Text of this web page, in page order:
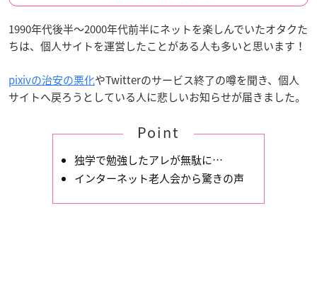
1990年代後半～2000年代前半にネットを楽しんでいたオタクた
ちは、個人サイトを運営したことがある人も多いと思います！
pixivの治安の悪化やTwitterのサービス終了の噂を聞き、個人
サイトへ戻ろうとしている人に悲しいお知らせが届きました。
Point
独学で勉強したアレが無駄に…
インターネット老人会から驚きの声